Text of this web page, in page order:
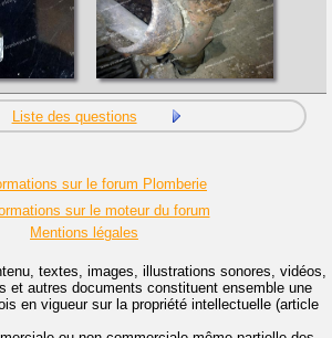
Liste des questions
sur le forum Plomberie
sur le moteur du forum
Mentions légales
textes, images, illustrations sonores, vidéos,
et autres documents constituent ensemble une
en vigueur sur la propriété intellectuelle (article